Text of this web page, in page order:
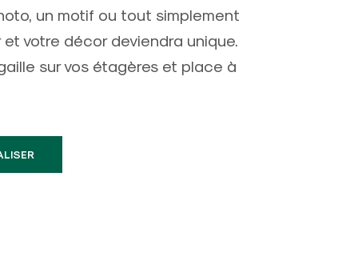
un motif ou tout simplement
votre décor deviendra unique.
sur vos étagères et place à